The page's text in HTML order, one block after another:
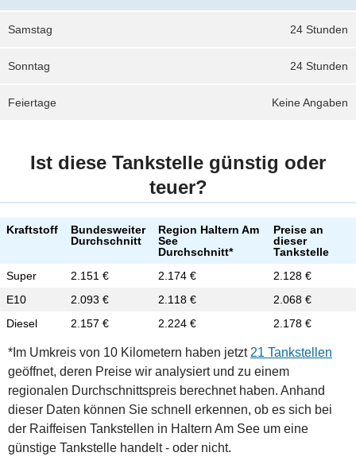
24 Stunden
Samstag
24 Stunden
Sonntag
Keine Angaben
Feiertage
Ist diese Tankstelle günstig oder
teuer?
Kraftstoff
Bundesweiter
Durchschnitt
Region Haltern Am
See
Durchschnitt*
Preise an
dieser
Tankstelle
Super
2.151 € 2.174 €
2.128 €
E10
2.093 € 2.118 €
2.068 €
Diesel
2.157 € 2.224 € 2.178 €
*Im Umkreis von 10 Kilometern haben jetzt 21 Tankstellen
geöffnet, deren Preise wir analysiert und zu einem
regionalen Durchschnittspreis berechnet haben. Anhand
dieser Daten können Sie schnell erkennen, ob es sich bei
der Raiffeisen Tankstellen in Haltern Am See um eine
günstige Tankstelle handelt - oder nicht.